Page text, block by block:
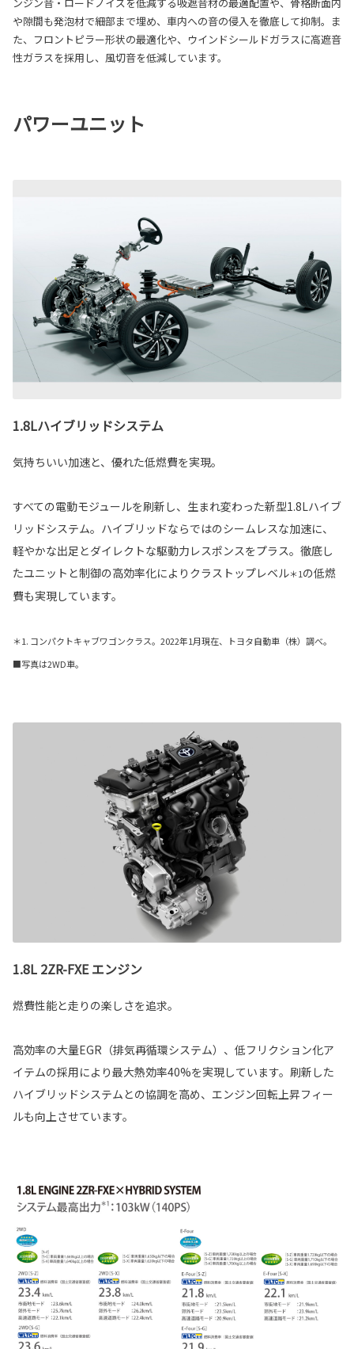
ンジン音・ロードノイズを低減する吸遮音材の最適配置や、骨格断面内
や隙間も発泡材で細部まで埋め、車内への音の侵入を徹底して抑制。ま
た、フロントピラー形状の最適化や、ウインドシールドガラスに高遮音
性ガラスを採用し、風切音を低減しています。
パワーユニット
1.8Lハイブリッドシステム
気持ちいい加速と、優れた低燃費を実現。
すべての電動モジュールを刷新し、生まれ変わった新型1.8Lハイブ
リッドシステム。ハイブリッドならではのシームレスな加速に、
軽やかな出足とダイレクトな駆動力レスポンスをプラス。徹底し
たユニットと制御の高効率化によりクラストップレベル＊1の低燃
費も実現しています。
＊1. コンパクトキャブワゴンクラス。2022年1月現在、トヨタ自動車（株）調べ。
■写真は2WD車。
1.8L 2ZR-FXE エンジン
燃費性能と走りの楽しさを追求。
高効率の大量EGR（排気再循環システム）、低フリクション化ア
イテムの採用により最大熱効率40%を実現しています。刷新した
ハイブリッドシステムとの協調を高め、エンジン回転上昇フィー
ルも向上させています。